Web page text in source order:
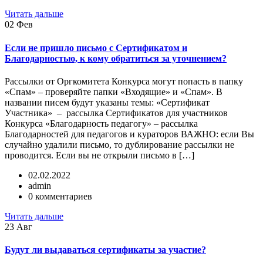
Читать дальше
02 Фев
Если не пришло письмо с Сертификатом и
Благодарностью, к кому обратиться за уточнением?
Рассылки от Оргкомитета Конкурса могут попасть в папку
«Спам» – проверяйте папки «Входящие» и «Спам». В
названии писем будут указаны темы: «Сертификат
Участника» – рассылка Сертификатов для участников
Конкурса «Благодарность педагогу» – рассылка
Благодарностей для педагогов и кураторов ВАЖНО: если Вы
случайно удалили письмо, то дублирование рассылки не
проводится. Если вы не открыли письмо в […]
02.02.2022
admin
0 комментариев
Читать дальше
23 Авг
Будут ли выдаваться сертификаты за участие?